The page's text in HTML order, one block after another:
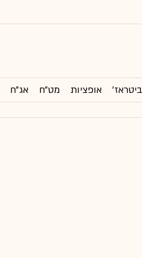
אופציות מט"ח אג"ח